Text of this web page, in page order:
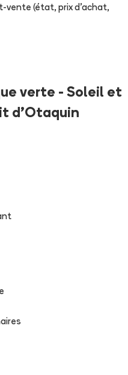
vente (état, prix d'achat,
verte - Soleil et
d'Otaquin
s